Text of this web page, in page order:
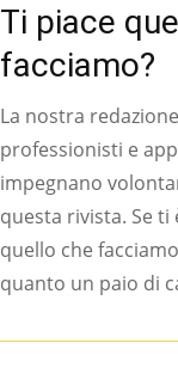
Ti piace
facciamo?
La nostra
professionisti e
impegnano
questa rivista. Se
quello che
quanto un paio di